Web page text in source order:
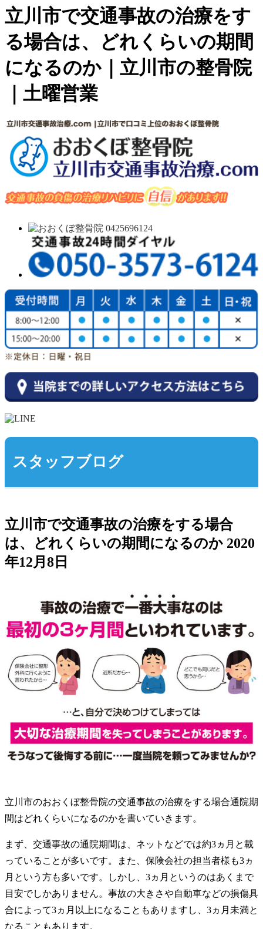
立川市で交通事故の治療をす
る場合は、どれくらいの期間
になるのか｜立川市の整骨院
｜土曜営業
スタッフブログ
立川市で交通事故の治療をする場合
は、どれくらいの期間になるのか 2020
年12月8日
立川市のおおくぼ整骨院の交通事故の治療をする場合通院期
間はどれくらいになるのかを書いていきます。
まず、交通事故の通院期間は、ネットなどでは約3ヵ月と載
っていることが多いです。また、保険会社の担当者様も3ヵ
月という方も多いです。しかし、3ヵ月というのはあくまで
目安でしかありません。事故の大きさや自動車などの損傷具
合によって3ヵ月以上になることもありますし、3ヵ月未満と
なることもあります。